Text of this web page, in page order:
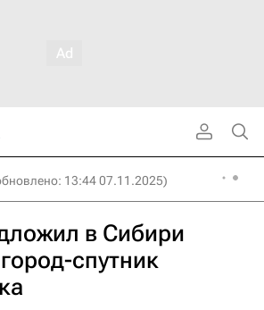
13:44 07.11.2025)
в Сибири
спутник